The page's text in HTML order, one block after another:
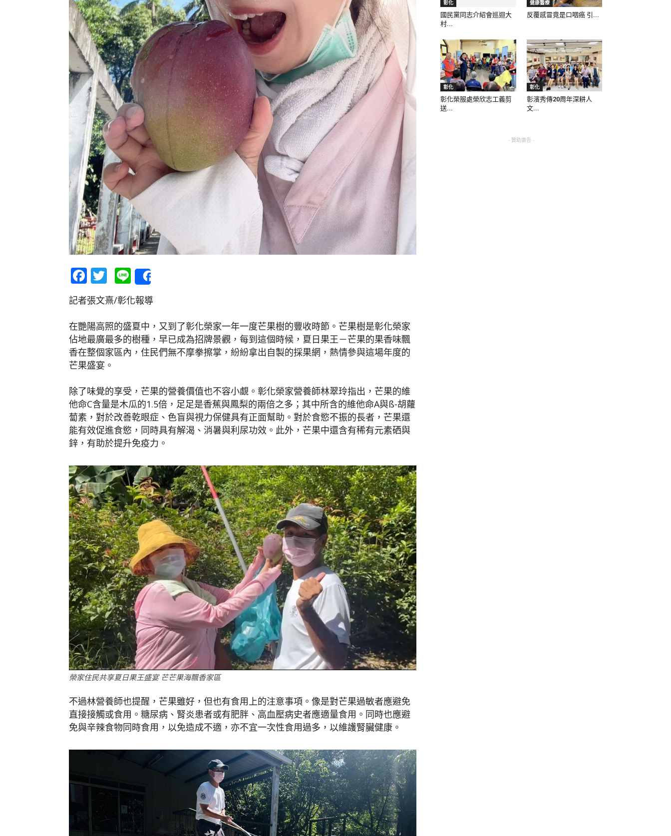
聞
網
Facebook
Twitter
Line
記者張文熹/彰化報導
在艷陽高照的盛夏中，又到了彰化榮家一年一度芒果樹的豐收時節。芒果樹是彰化榮家
佔地最廣最多的樹種，早已成為招牌景觀，每到這個時候，夏日果王－芒果的果香味飄
香在整個家區內，住民們無不摩拳擦掌，紛紛拿出自製的採果網，熱情參與這場年度的
芒果盛宴。
除了味覺的享受，芒果的營養價值也不容小覷。彰化榮家營養師林翠玲指出，芒果的維
他命C含量是木瓜的1.5倍，足足是香蕉與鳳梨的兩倍之多；其中所含的維他命A與ß-胡蘿
蔔素，對於改善乾眼症、色盲與視力保健具有正面幫助。對於食慾不振的長者，芒果還
能有效促進食慾，同時具有解渴、消暑與利尿功效。此外，芒果中還含有稀有元素硒與
鋅，有助於提升免疫力。
榮家住民共享夏日果王盛宴 芒芒果海飄香家區
不過林營養師也提醒，芒果雖好，但也有食用上的注意事項。像是對芒果過敏者應避免
直接接觸或食用。糖尿病、腎炎患者或有肥胖、高血壓病史者應適量食用。同時也應避
免與辛辣食物同時食用，以免造成不適，亦不宜一次性食用過多，以維護腎臟健康。
彰化
國民黨同志介紹會巡迴大
村...
健康醫療
反覆感冒竟是口咽癌 引...
彰化
彰化榮服處榮欣志工義剪
送...
彰化
彰濱秀傳20周年深耕人
文...
- 贊助廣告 -